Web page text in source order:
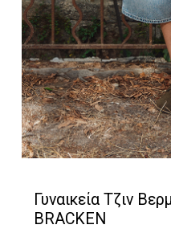
Γυναικεία Τζιν
BRACKEN